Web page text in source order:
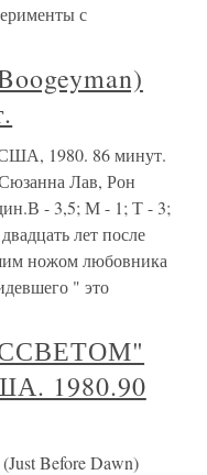
с
1980. 86 минут.
Лав, Рон
- 3,5; М - 1; Т - 3;
лет после
ножом любовника
" это
1980.90
Before Dawn)